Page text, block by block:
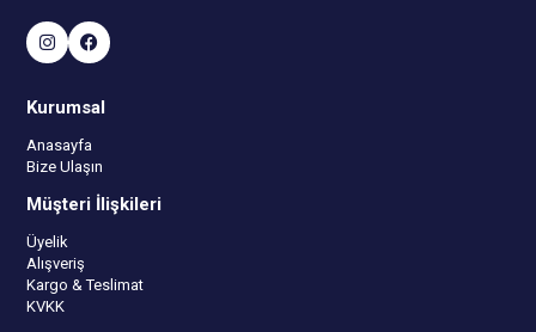
Kurumsal
Anasayfa
Bize Ulaşın
Müşteri İlişkileri
Üyelik
Alışveriş
Kargo & Teslimat
KVKK